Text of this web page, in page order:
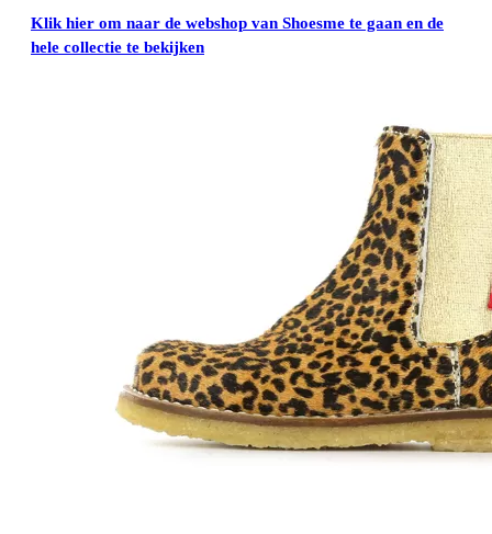
Klik hier om naar de webshop van Shoesme te gaan en de
hele collectie te bekijken